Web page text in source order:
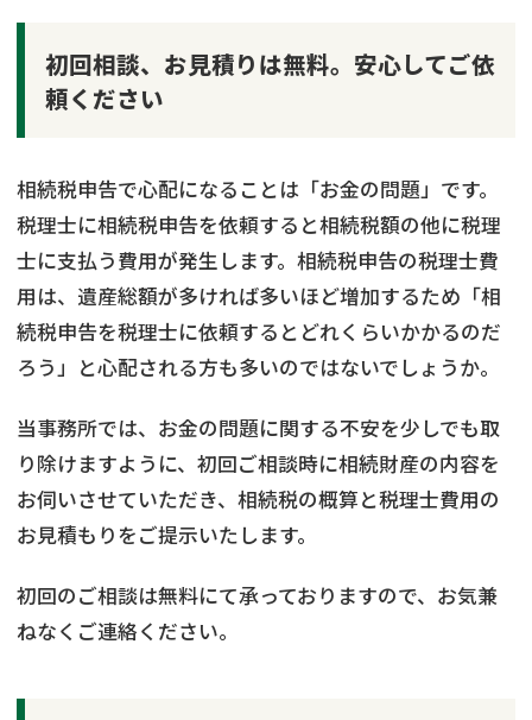
初回相談、お見積りは無料。安心してご依
頼ください
相続税申告で心配になることは「お金の問題」です。
税理士に相続税申告を依頼すると相続税額の他に税理
士に支払う費用が発生します。相続税申告の税理士費
用は、遺産総額が多ければ多いほど増加するため「相
続税申告を税理士に依頼するとどれくらいかかるのだ
ろう」と心配される方も多いのではないでしょうか。
当事務所では、お金の問題に関する不安を少しでも取
り除けますように、初回ご相談時に相続財産の内容を
お伺いさせていただき、相続税の概算と税理士費用の
お見積もりをご提示いたします。
初回のご相談は無料にて承っておりますので、お気兼
ねなくご連絡ください。